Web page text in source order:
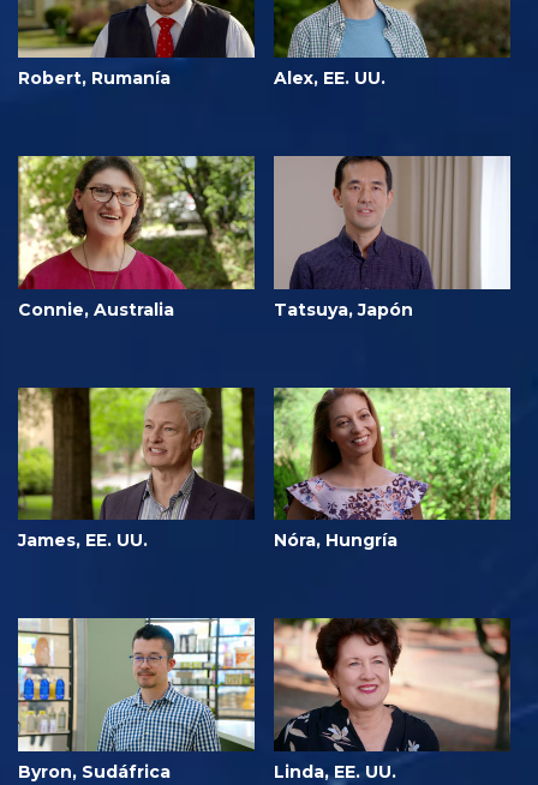
Robert, Rumanía Alex, EE. UU.
Connie, Australia Tatsuya, Japón
James, EE. UU. Nóra, Hungría
Byron, Sudáfrica Linda, EE. UU.